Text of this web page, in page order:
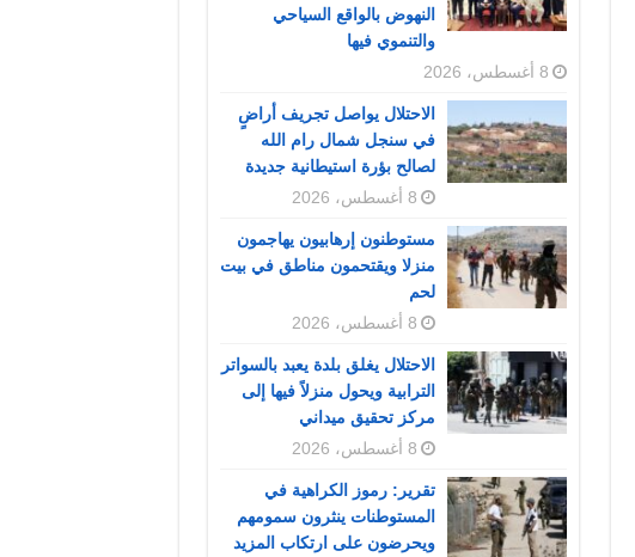
النهوض بالواقع السياحي
والتنموي فيها
8 أغسطس، 2026
الاحتلال يواصل تجريف أراضٍ
في سنجل شمال رام الله
لصالح بؤرة استيطانية جديدة
8 أغسطس، 2026
مستوطنون إرهابيون يهاجمون
منزلا ويقتحمون مناطق في بيت
لحم
8 أغسطس، 2026
الاحتلال يغلق بلدة يعبد بالسواتر
الترابية ويحول منزلاً فيها إلى
مركز تحقيق ميداني
8 أغسطس، 2026
تقرير: رموز الكراهية في
المستوطنات ينثرون سمومهم
ويحرضون على ارتكاب المزيد